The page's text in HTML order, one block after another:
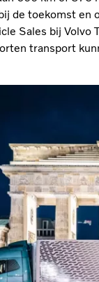
de toekomst en
Sales bij Volvo
transport